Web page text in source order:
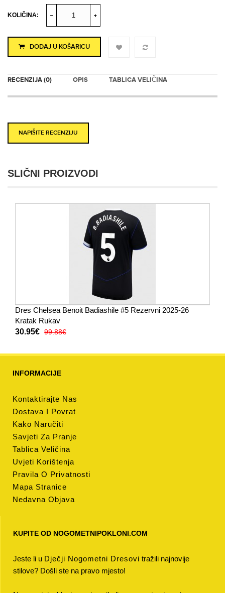
KOLIČINA:
DODAJ U KOŠARICU
RECENZIJA (0) OPIS TABLICA VELIČINA
NAPIŠITE RECENZIJU
SLIČNI PROIZVODI
Dres Chelsea Benoit Badiashile #5 Rezervni 2025-26
Kratak Rukav
30.95€ 99.88€
INFORMACIJE
Kontaktirajte Nas
Dostava I Povrat
Kako Naručiti
Savjeti Za Pranje
Tablica Veličina
Uvjeti Korištenja
Pravila O Privatnosti
Mapa Stranice
Nedavna Objava
KUPITE OD NOGOMETNIPOKLONI.COM
Jeste li u Dječji Nogometni Dresovi tražili najnovije
stilove? Došli ste na pravo mjesto!